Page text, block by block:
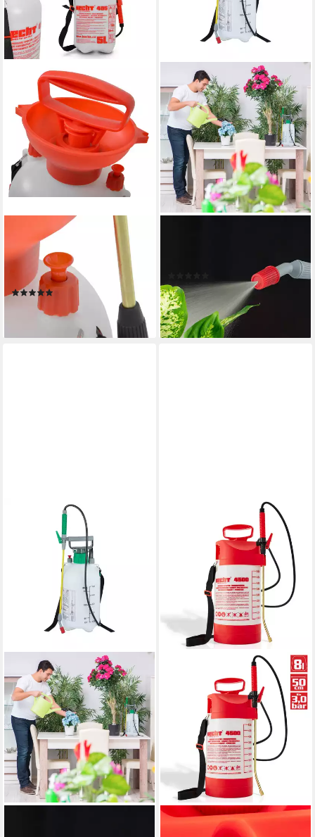
Drucksprühgerät 405 mit
Messingdüse Schultergurt, 5
Liter, 49 cm Lanze, 3bar
19,99 €
lieferbar - in 3-4 Werktagen bei dir
52,99 € UVP 89,99 €
-41%
lieferbar - in 2-3 Werktagen bei dir